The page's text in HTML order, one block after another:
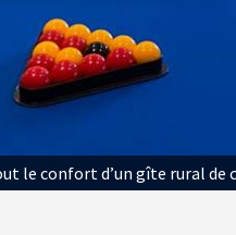
le confort d’un gîte rural de